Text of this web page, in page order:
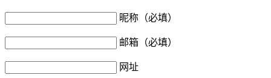
昵称（必填）
邮箱（必填）
网址